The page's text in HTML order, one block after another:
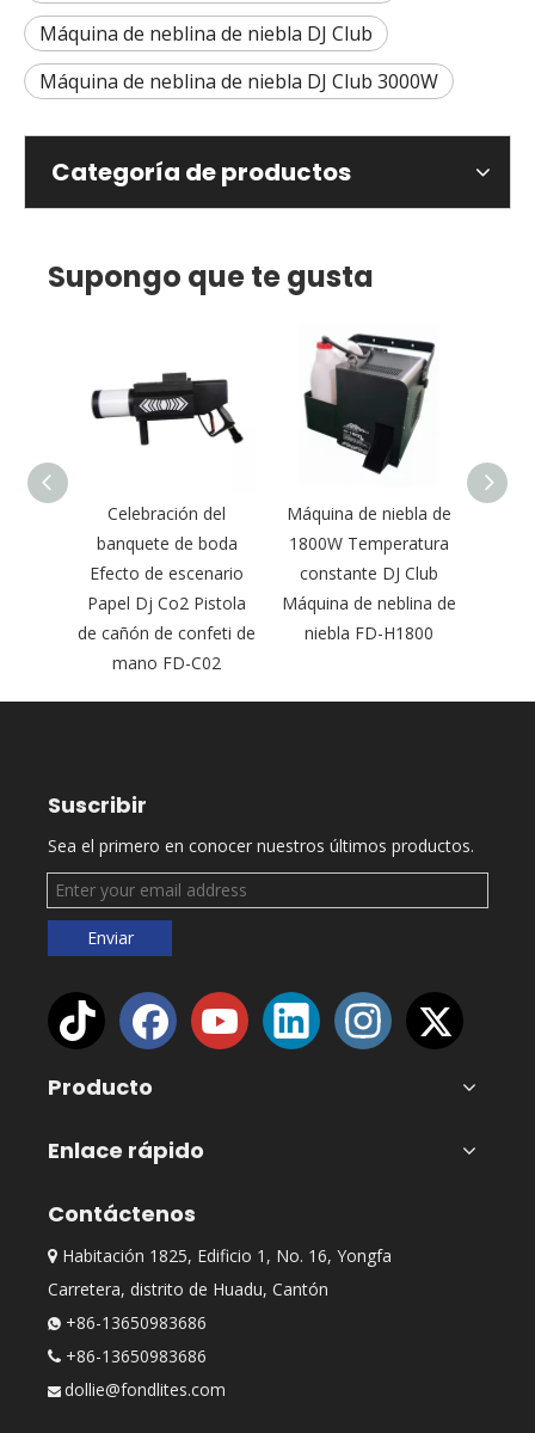
Máquina de neblina de niebla DJ Club
Máquina de neblina de niebla DJ Club 3000W
Categoría de productos
Supongo que te gusta
Celebración del
banquete de boda
Efecto de escenario
Papel Dj Co2 Pistola
de cañón de confeti de
mano FD-C02
Máquina de niebla de
1800W Temperatura
constante DJ Club
Máquina de neblina de
niebla FD-H1800
Suscribir
Sea el primero en conocer nuestros últimos productos.
Enviar
Producto
Enlace rápido
Contáctenos
 Habitación 1825, Edificio 1, No. 16, Yongfa
Carretera, distrito de Huadu, Cantón
 +86-13650983686
 +86-13650983686
 dollie@fondlites.com